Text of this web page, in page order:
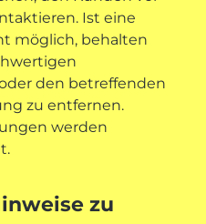
Ist eine
möglich, behalten
den betreffenden
zu entfernen.
werden
zu